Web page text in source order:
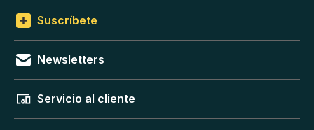
Suscríbete
Newsletters
Servicio al cliente